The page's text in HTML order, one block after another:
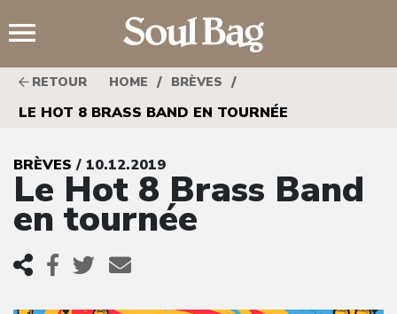
RETOUR HOME / BRÈVES /
LE HOT 8 BRASS BAND EN TOURNÉE
BRÈVES / 10.12.2019
Le Hot 8 Brass Band
en tournée